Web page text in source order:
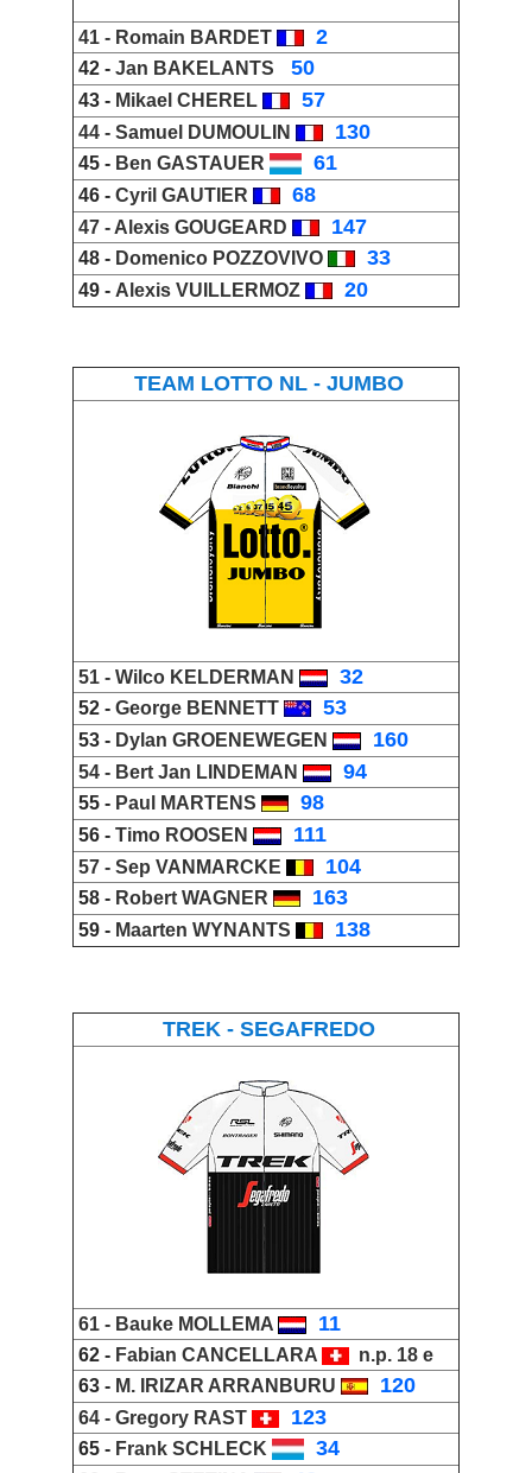
41 - Romain BARDET 2
42 - Jan BAKELANTS 50
43 - Mikael CHEREL 57
44 - Samuel DUMOULIN 130
45 - Ben GASTAUER 61
46 - Cyril GAUTIER 68
47 - Alexis GOUGEARD 147
48 - Domenico POZZOVIVO 33
49 - Alexis VUILLERMOZ 20
TEAM LOTTO NL - JUMBO
51 - Wilco KELDERMAN 32
52 - George BENNETT 53
53 - Dylan GROENEWEGEN 160
54 - Bert Jan LINDEMAN 94
55 - Paul MARTENS 98
56 - Timo ROOSEN 111
57 - Sep VANMARCKE 104
58 - Robert WAGNER 163
59 - Maarten WYNANTS
138
TREK - SEGAFREDO
61 - Bauke MOLLEMA 11
62 - Fabian CANCELLARA
n.p. 18 e
63 - M. IRIZAR ARRANBURU 120
64 - Gregory RAST 123
65 - Frank SCHLECK 34